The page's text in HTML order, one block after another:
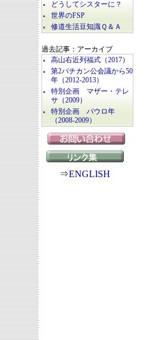
どうしてシスターに？
世界のFSP
修道生活豆知識Ｑ＆Ａ
過去記事：アーカイブ
高山右近列福式（2017）
第2バチカン公会議から50
年（2012-2013）
特別企画 マザー・テレ
サ（2009）
特別企画 パウロ年
（2008-2009）
⇒ENGLISH